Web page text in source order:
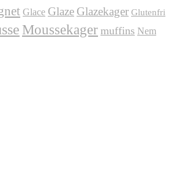
Glace Glaze Glazekager Glutenfri
Moussekager muffins Nem